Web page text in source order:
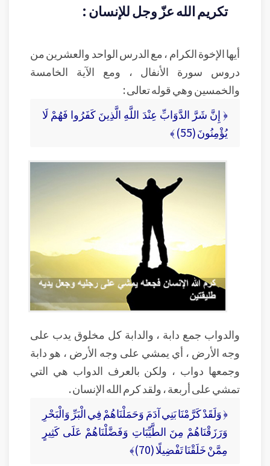
تكريم الله عزّ وجل للإنسان :
أيها الإخوة الكرام ، مع الدرس الواحد والعشرين من
دروس سورة الأنفال ، ومع الآية الخامسة
والخمسين وهي قوله تعالى :
﴿ إِنَّ شَرَّ الدَّوَابِّ عِنْدَ اللَّهِ الَّذِينَ كَفَرُوا فَهُمْ لَا
يُؤْمِنُونَ (55) ﴾
والدواب جمع دابة ، والدابة كل مخلوق يدب على
وجه الأرض ، أي يمشي على وجه الأرض ، هو دابة
وجمعها دواب ، ولكن بالعرف الدواب هي التي
تمشي على أربعة ، ولقد كرم الله الإنسان .
﴿ وَلَقَدْ كَرَّمْنَا بَنِي آدَمَ وَحَمَلْنَاهُمْ فِي الْبَرِّ وَالْبَحْرِ
وَرَزَقْنَاهُمْ مِنَ الطَّيِّبَاتِ وَفَضَّلْنَاهُمْ عَلَى كَثِيرٍ
مِمَّنْ خَلَقْنَا تَفْضِيلًا (70)﴾